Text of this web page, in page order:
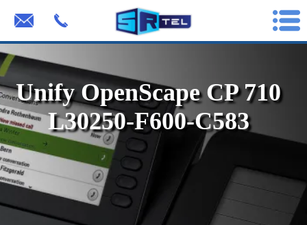
Unify OpenScape CP 710
L30250-F600-C583